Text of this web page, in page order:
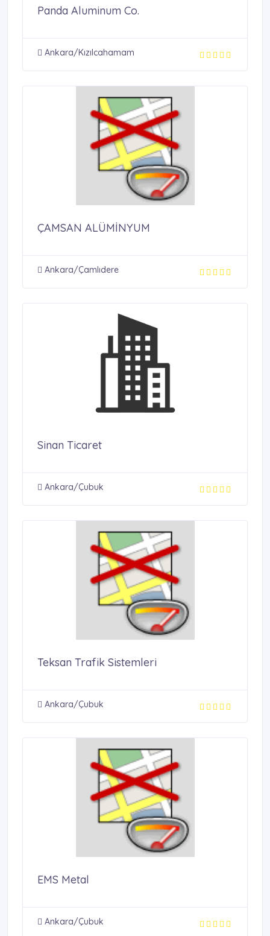
Panda Aluminum Co.
Ankara/Kızılcahamam
ÇAMSAN ALÜMİNYUM
Ankara/Çamlıdere
Sinan Ticaret
Ankara/Çubuk
Teksan Trafik Sistemleri
Ankara/Çubuk
EMS Metal
Ankara/Çubuk